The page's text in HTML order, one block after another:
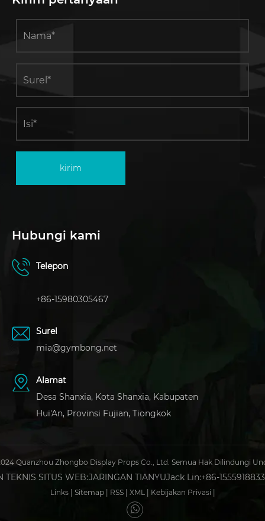
kirim
Hubungi kami
Telepon
+86-15980305467
Surel
mia@gymbong.net
Alamat
Desa Shanxia, ​​Kota Shanxia, ​​Kabupaten
Hui'An, Provinsi Fujian, Tiongkok
Quanzhou Zhongbo Display Props Co., Ltd. Semua Hak Dilindungi
TEKNIS SITUS WEB:JARINGAN TIANYUJack Lin:+86-
Links Sitemap RSS XML Kebijakan Privasi